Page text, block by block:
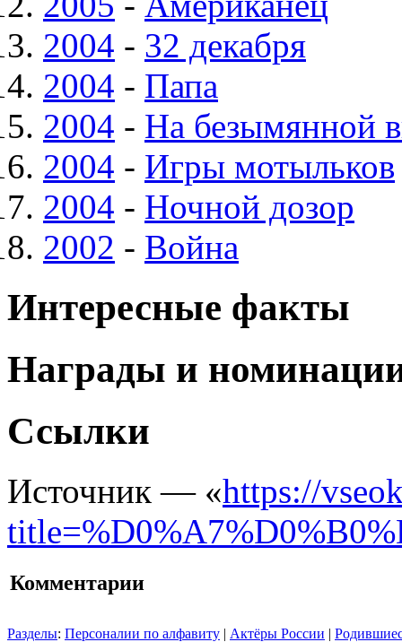
2004 - 32 декабря
2004 - Папа
2004 - На безымянной
2004 - Игры мотыльков
2004 - Ночной дозор
2002 - Война
Интересные факты
Награды и
Ссылки
Источник — «https://
Комментарии
Разделы: Персоналии по алфавиту | Актёры России |